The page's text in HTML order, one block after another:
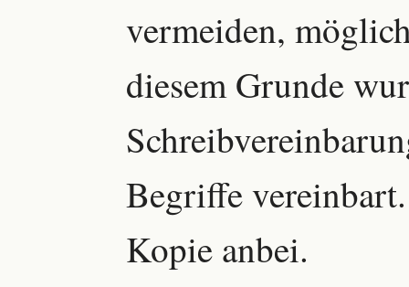
vermeiden,
diesem Grunde
Begriffe
Kopie anbei.